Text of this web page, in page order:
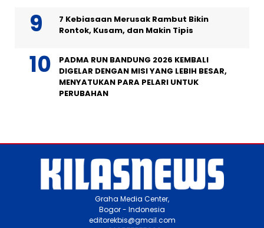
7 Kebiasaan Merusak Rambut Bikin
Rontok, Kusam, dan Makin Tipis
PADMA RUN BANDUNG 2026 KEMBALI
DIGELAR DENGAN MISI YANG LEBIH BESAR,
MENYATUKAN PARA PELARI UNTUK
PERUBAHAN
Graha Media Center,
Bogor - Indonesia
editorekbis@gmail.com